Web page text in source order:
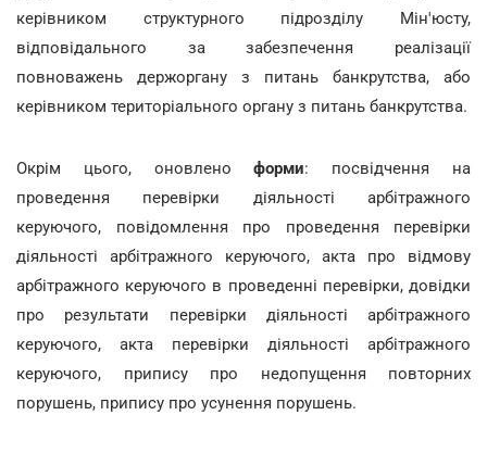
керівником структурного підрозділу Мін'юсту,
відповідального за забезпечення реалізації
повноважень держоргану з питань банкрутства, або
керівником територіального органу з питань банкрутства.
Окрім цього, оновленоформи: посвідчення
на
проведення перевірки діяльності арбітражного
керуючого, повідомлення про проведення перевірки
діяльності арбітражного керуючого, акта про відмову
арбітражного керуючого в проведенні перевірки, довідки
про результати перевірки діяльності арбітражного
керуючого, акта перевірки діяльності арбітражного
керуючого, припису про недопущення повторних
порушень, припису про усунення порушень.